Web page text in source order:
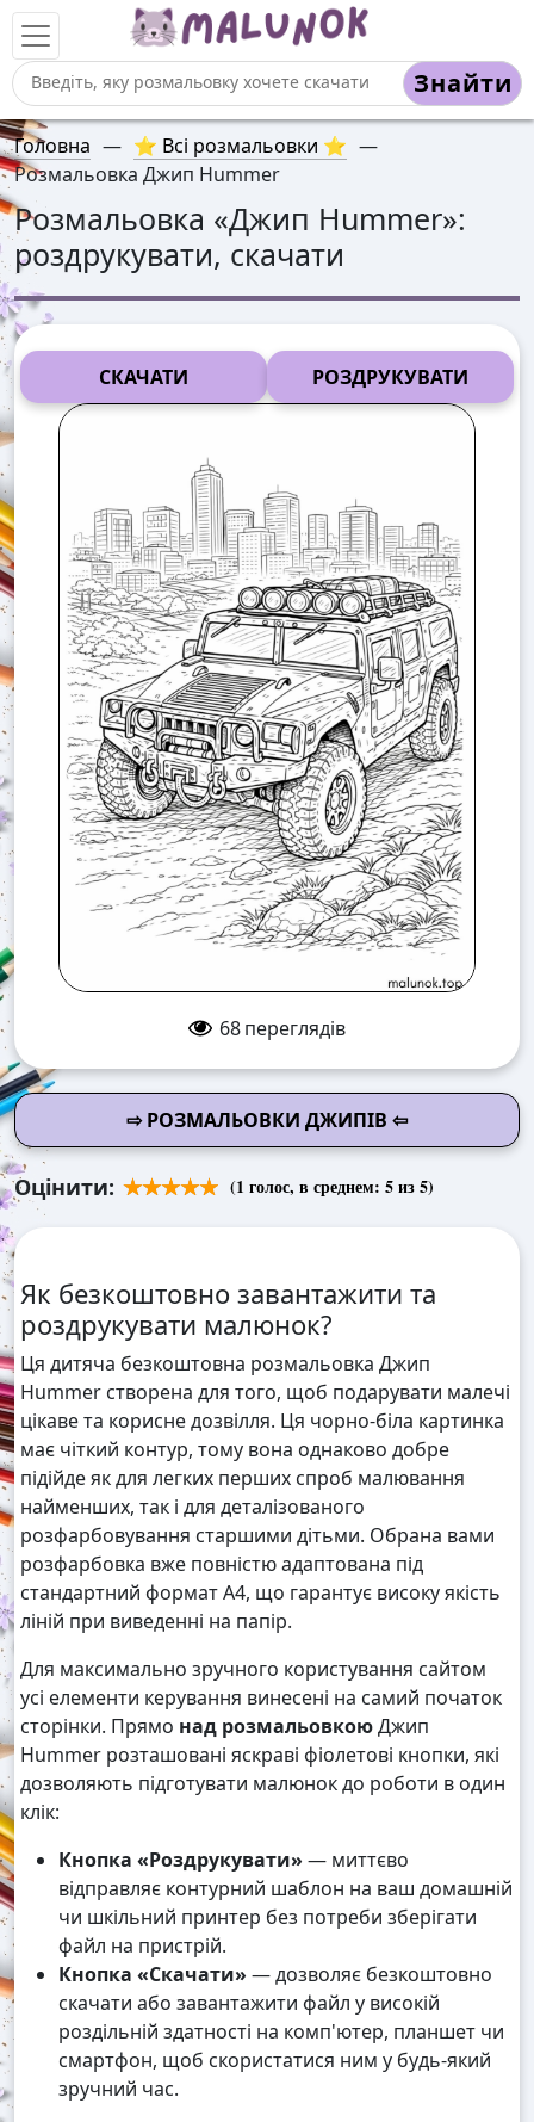
Знайти
Головна — ⭐ Всі розмальовки ⭐ —
Розмальовка Джип Hummer
Розмальовка «Джип Hummer»:
роздрукувати, скачати
СКАЧАТИ РОЗДРУКУВАТИ
68переглядів
⇨ РОЗМАЛЬОВКИ ДЖИПІВ ⇦
Оцінити: (1 голос, в среднем: 5из 5)
Як безкоштовно завантажити та
роздрукувати малюнок?
Ця дитяча безкоштовна розмальовка Джип
Hummer створена для того, щоб подарувати малечі
цікаве та корисне дозвілля. Ця чорно-біла картинка
має чіткий контур, тому вона однаково добре
підійде як для легких перших спроб малювання
найменших, так і для деталізованого
розфарбовування старшими дітьми. Обрана вами
розфарбовка вже повністю адаптована під
стандартний формат А4, що гарантує високу якість
ліній при виведенні на папір.
Для максимально зручного користування сайтом
усі елементи керування винесені на самий початок
сторінки. Прямо над розмальовкоюДжип
Hummer розташовані яскраві фіолетові кнопки, які
дозволяють підготувати малюнок до роботи в один
клік:
Кнопка «Роздрукувати» — миттєво
відправляє контурний шаблон на ваш домашній
чи шкільний принтер без потреби зберігати
файл на пристрій.
Кнопка «Скачати» — дозволяє безкоштовно
скачати або завантажити файл у високій
роздільній здатності на комп'ютер, планшет чи
смартфон, щоб скористатися ним у будь-який
зручний час.